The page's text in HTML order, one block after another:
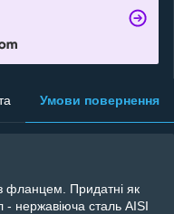
Умови повернення
фланцем. Придатні як
- нержавіюча сталь AISI